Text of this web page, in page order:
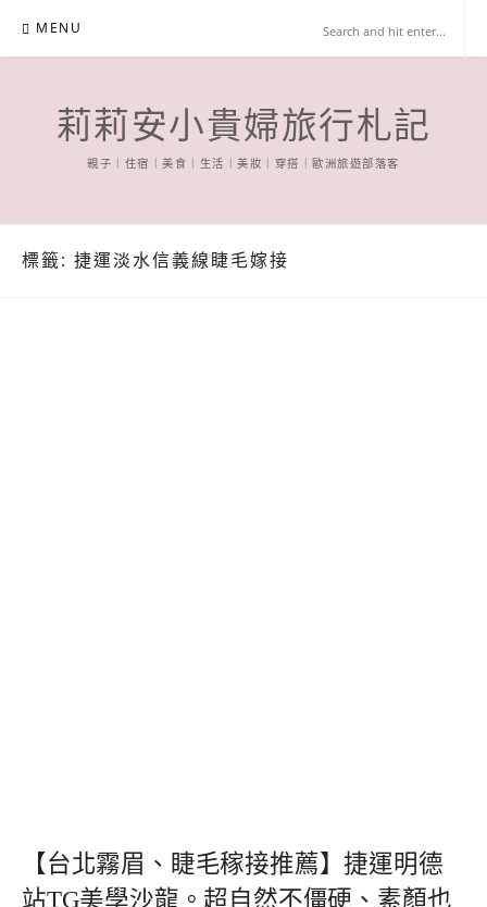
content
MENU
莉莉安小貴婦旅行札記
親子｜住宿｜美食｜生活｜美妝｜穿搭｜歐洲旅遊部落客
標籤: 捷運淡水信義線睫毛嫁接
【台北霧眉、睫毛稼接推薦】捷運明德
站TG美學沙龍。超自然不僵硬、素顏也